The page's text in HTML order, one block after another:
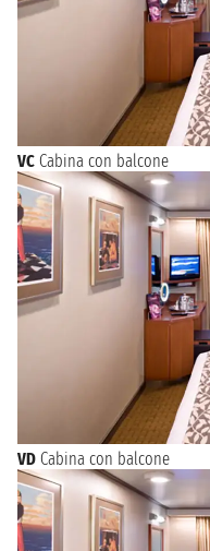
VC Cabina con balcone
VD Cabina con balcone